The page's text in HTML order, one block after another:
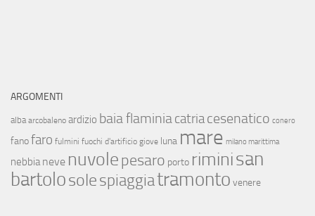
ARGOMENTI
alba arcobaleno ardizio baia flaminia catriacesenatico conero
fanofaro fulmini fuochi d'artificio giove luna mare milano marittima
nebbia neve nuvolepesaro porto riminisan
bartolosolespiaggiatramonto venere